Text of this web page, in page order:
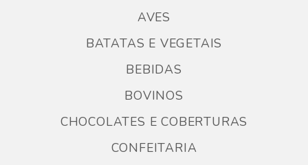
AVES
BATATAS E VEGETAIS
BEBIDAS
BOVINOS
CHOCOLATES E COBERTURAS
CONFEITARIA